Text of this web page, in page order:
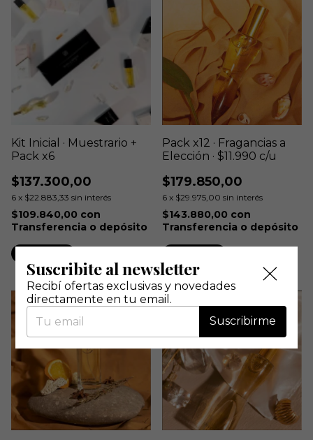
Kit Inicial · Muestrario +
Pack x6
$137.300,00
6 x $22.883,33 sin interés
$109.840,00 con
Transferencia o depósito
Pack x12 · Fragancias a
Elección · $11.990 c/u
$179.850,00
6 x $29.975,00 sin interés
$143.880,00 con
Transferencia o depósito
Suscribite al newsletter
Recibí ofertas exclusivas y novedades
directamente en tu email.
Suscribirme